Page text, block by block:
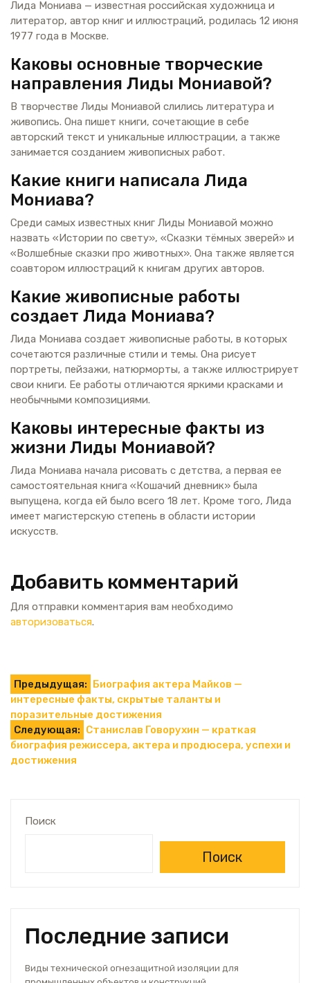
Лида Мониава — известная российская художница и
литератор, автор книг и иллюстраций, родилась 12 июня
1977 года в Москве.
Каковы основные творческие
направления Лиды Мониавой?
В творчестве Лиды Мониавой слились литература и
живопись. Она пишет книги, сочетающие в себе
авторский текст и уникальные иллюстрации, а также
занимается созданием живописных работ.
Какие книги написала Лида
Мониава?
Среди самых известных книг Лиды Мониавой можно
назвать «Истории по свету», «Сказки тёмных зверей» и
«Волшебные сказки про животных». Она также является
соавтором иллюстраций к книгам других авторов.
Какие живописные работы
создает Лида Мониава?
Лида Мониава создает живописные работы, в которых
сочетаются различные стили и темы. Она рисует
портреты, пейзажи, натюрморты, а также иллюстрирует
свои книги. Ее работы отличаются яркими красками и
необычными композициями.
Каковы интересные факты из
жизни Лиды Мониавой?
Лида Мониава начала рисовать с детства, а первая ее
самостоятельная книга «Кошачий дневник» была
выпущена, когда ей было всего 18 лет. Кроме того, Лида
имеет магистерскую степень в области истории
искусств.
Добавить комментарий
Для отправки комментария вам необходимо
авторизоваться.
Навигация
по
записям
Предыдущая: Биография актера Майков —
интересные факты, скрытые таланты и
поразительные достижения
Следующая: Станислав Говорухин — краткая
биография режиссера, актера и продюсера, успехи и
достижения
Поиск
Поиск
Последние записи
Виды технической огнезащитной изоляции для